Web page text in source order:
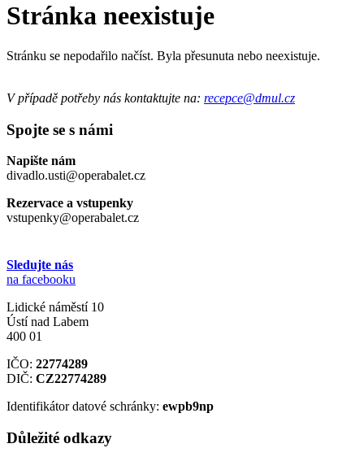
Stránka neexistuje
Stránku se nepodařilo načíst. Byla přesunuta nebo neexistuje.
V případě potřeby nás kontaktujte na: recepce@dmul.cz
Spojte se s námi
Napište nám
divadlo.usti@operabalet.cz
Rezervace a vstupenky
vstupenky@operabalet.cz
Sledujte nás
na facebooku
Lidické náměstí 10
Ústí nad Labem
400 01
IČO: 22774289
DIČ: CZ22774289
Identifikátor datové schránky: ewpb9np
Důležité odkazy